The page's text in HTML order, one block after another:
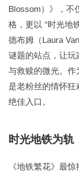
Blossom）》，不
格，更以 “时光地
德布姆（Laura
谜题的站点，让玩
与救赎的微光。作
是老粉丝的情怀
绝佳入口。
时光地铁为轨
《地铁繁花》最